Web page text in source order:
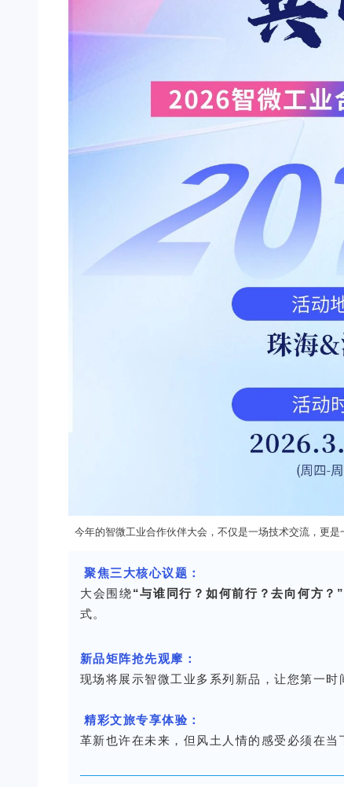
今年的智微工业合作伙伴大会，不仅是一场技术交流，更
聚焦三大核心议题：
大会围绕“与谁同行？如何前行？去向何方？”
式。
新品矩阵抢先观摩：
现场将展示智微工业多系列新品，让您第一时
精彩文旅专享体验：
革新也许在未来，但风土人情的感受必须在